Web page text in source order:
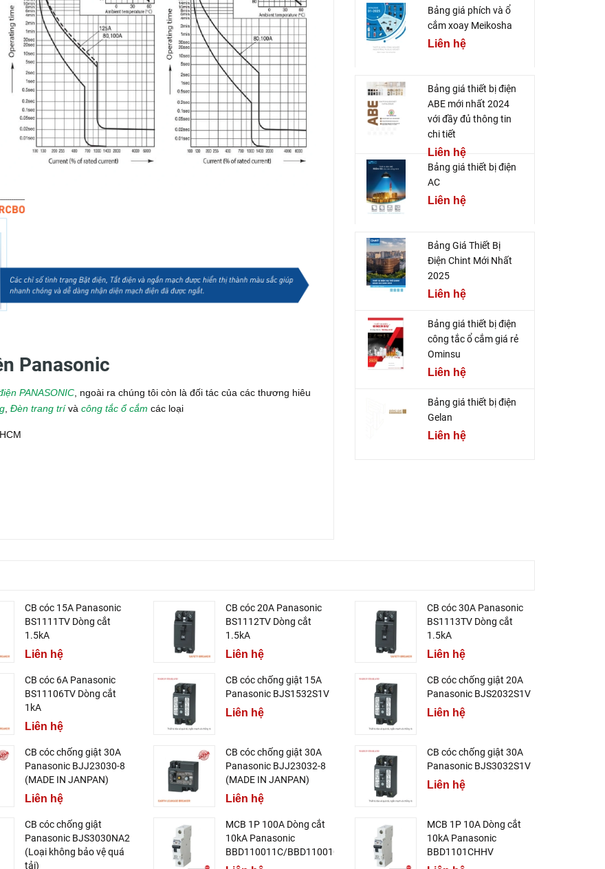
Panasonic
PANASONIC , ngoài ra chúng tôi còn là đối tác của các thương hiêu
Đèn trang trívà công tắc ổ cắm các loại
Bảng giá phích và ổ
cắm xoay Meikosha
Liên hệ
Bảng giá thiết bị điện
ABE mới nhất 2024
với đầy đủ thông tin
chi tiết
Liên hệ
Bảng giá thiết bị điện
AC
Liên hệ
Bảng Giá Thiết Bị
Điện Chint Mới Nhất
2025
Liên hệ
Bảng giá thiết bị điện
công tắc ổ cắm giá rẻ
Ominsu
Liên hệ
Bảng giá thiết bị điện
Gelan
Liên hệ
CB cóc 15A Panasonic
BS1111TV Dòng cắt
1.5kA
Liên hệ
CB cóc 20A Panasonic
BS1112TV Dòng cắt
1.5kA
Liên hệ
CB cóc 30A Panasonic
BS1113TV Dòng cắt
1.5kA
Liên hệ
CB cóc 6A Panasonic
BS11106TV Dòng cắt
1kA
Liên hệ
CB cóc chống giật 15A
Panasonic BJS1532S1V
Liên hệ
CB cóc chống giật 20A
Panasonic BJS2032S1V
Liên hệ
CB cóc chống giật 30A
Panasonic BJJ23030-8
(MADE IN JANPAN)
Liên hệ
CB cóc chống giật 30A
Panasonic BJJ23032-8
(MADE IN JANPAN)
Liên hệ
CB cóc chống giật 30A
Panasonic BJS3032S1V
Liên hệ
CB cóc chống giật
Panasonic BJS3030NA2
(Loại không bảo vệ quá
tải)
MCB 1P 100A Dòng cắt
10kA Panasonic
BBD110011C/BBD11001CHV
MCB 1P 10A Dòng cắt
10kA Panasonic
BBD1101CHHV